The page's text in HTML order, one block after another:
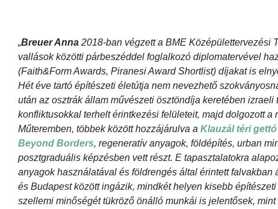
„Breuer Anna 2018-ban végzett a BME Középülettervezési
vallások közötti párbeszéddel foglalkozó diplomatervével
(Faith&Form Awards, Piranesi Award Shortlist) díjakat is
Hét éve tartó építészeti életútja nem nevezhető
után az osztrák állam művészeti ösztöndíja keretében
konfliktusokkal terhelt érintkezési felületeit, majd dolgozott
Műteremben, többek között hozzájárulva a Klauzál téri
Beyond Borders, regeneratív anyagok, földépítés, urban
posztgraduális képzésben vett részt. E tapasztalatokra
anyagok használatával és földrengés által érintett
és Budapest között ingázik, mindkét helyen kisebb
szellemi minőségét tükröző önálló munkái is jelentősek,